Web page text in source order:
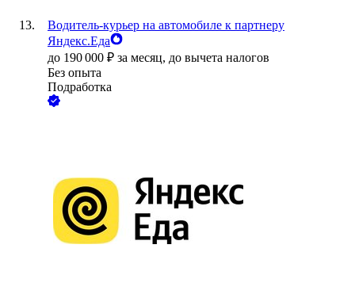
Водитель-курьер на автомобиле к партнеру
Яндекс.Еда
до 190 000 ₽ за месяц, до вычета налогов
Без опыта
Подработка